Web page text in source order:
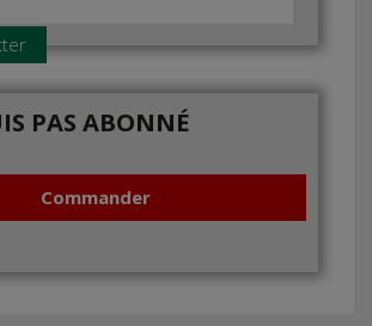
PAS ABONNÉ
Commander